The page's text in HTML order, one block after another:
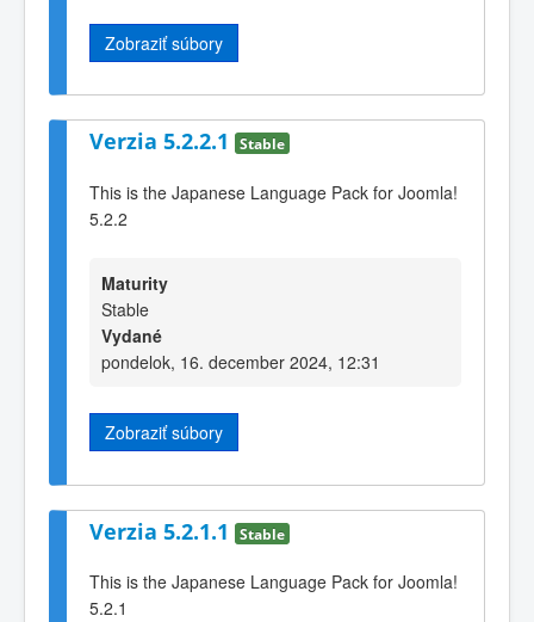
Zobraziť súbory
Verzia 5.2.2.1 Stable
This is the Japanese Language Pack for Joomla!
5.2.2
Maturity
Stable
Vydané
pondelok, 16. december 2024, 12:31
Zobraziť súbory
Verzia 5.2.1.1 Stable
This is the Japanese Language Pack for Joomla!
5.2.1